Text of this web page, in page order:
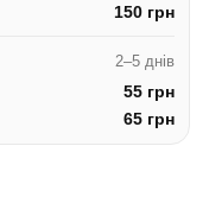
150 грн
2–5 днів
55 грн
65 грн